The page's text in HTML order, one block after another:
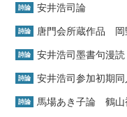
詩論 安井浩司論
詩論 唐門会所蔵作品 岡
詩論 安井浩司墨書句漫
詩論 安井浩司参加初期
詩論 馬場あき子論 鶴山